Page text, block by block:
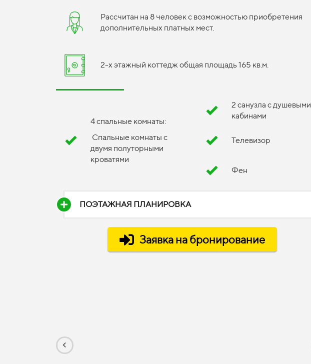
Рассчитан на 8 человек с возможностью приобретения
дополнительных платных мест.
2-х этажный коттедж общая площадь 165 кв.м.
4 спальные комнаты:
Спальные комнаты с
двумя полуторными
кроватями
2 санузла с душевыми
кабинами
Телевизор
Фен
ПОЭТАЖНАЯ ПЛАНИРОВКА
Заявка на бронирование